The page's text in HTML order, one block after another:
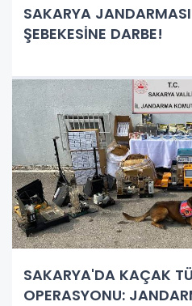
SAKARYA
ŞEBEKESİNE DARBE!
SAKARYA'DA KAÇAK
OPERASYONU: